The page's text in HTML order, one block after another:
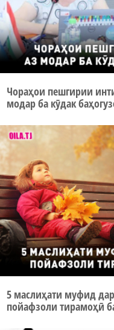
Чораҳои пешгирии
модар ба кӯдак
5 маслиҳати муфид
пойафзоли тирамоҳӣ